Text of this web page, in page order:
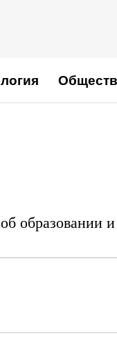
образовании